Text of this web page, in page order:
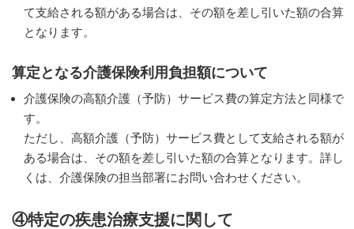
て支給される額がある場合は、その額を差し引いた額の合算
となります。
算定となる介護保険利用負担額について
介護保険の高額介護（予防）サービス費の算定方法と同様で
す。
ただし、高額介護（予防）サービス費として支給される額が
ある場合は、その額を差し引いた額の合算となります。詳し
くは、介護保険の担当部署にお問い合わせください。
④特定の疾患治療支援に関して